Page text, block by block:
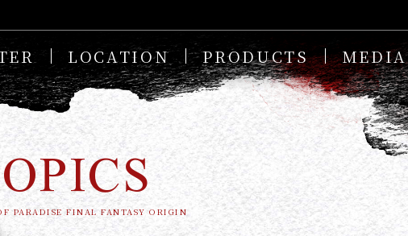
LOCATION PRODUCTS MEDIA
PARADISE FINAL FANTASY ORIGIN